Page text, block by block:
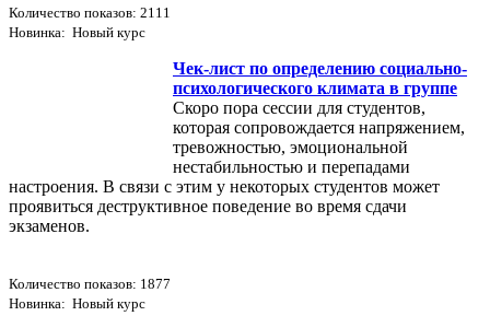
Количество показов: 2111
Новинка: Новый курс
Чек-лист по определению социально-
психологического климата в группе
Скоро пора сессии для студентов,
которая сопровождается напряжением,
тревожностью, эмоциональной
нестабильностью и перепадами
настроения. В связи с этим у некоторых студентов может
проявиться деструктивное поведение во время сдачи
экзаменов.
Количество показов: 1877
Новинка: Новый курс